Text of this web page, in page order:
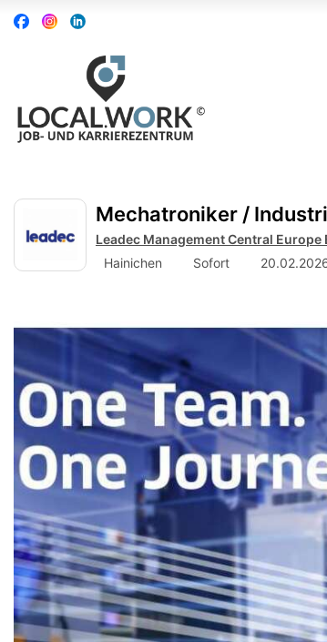
Accessibility
Modus
zum
Inhalt
Auf Auf
folgen
Auf
folgen
Mechatroniker /
Leadec Management Central Europe
Hainichen Sofort